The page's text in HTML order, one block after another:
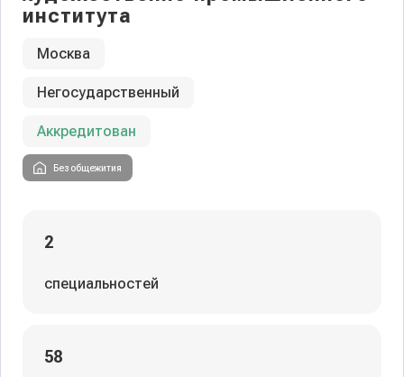
института
Москва
Негосударственный
Аккредитован
Без общежития
2
специальностей
58